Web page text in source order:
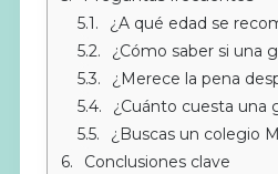
¿A qué edad se
¿Cómo saber si una
¿Merece la pena desplazarse desde
¿Cuánto cuesta una
¿Buscas un colegio
Conclusiones clave